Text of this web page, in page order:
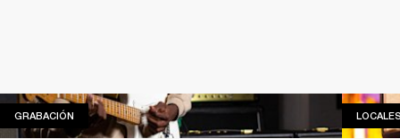
GRABACIÓN GRABACIÓN